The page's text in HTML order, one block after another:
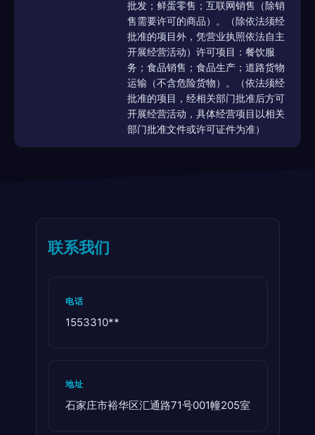
批发；鲜蛋零售；互联网销售（除销
售需要许可的商品）。（除依法须经
批准的项目外，凭营业执照依法自主
开展经营活动）许可项目：餐饮服
务；食品销售；食品生产；道路货物
运输（不含危险货物）。（依法须经
批准的项目，经相关部门批准后方可
开展经营活动，具体经营项目以相关
部门批准文件或许可证件为准）
联系我们
电话
1553310**
地址
石家庄市裕华区汇通路71号001幢205室